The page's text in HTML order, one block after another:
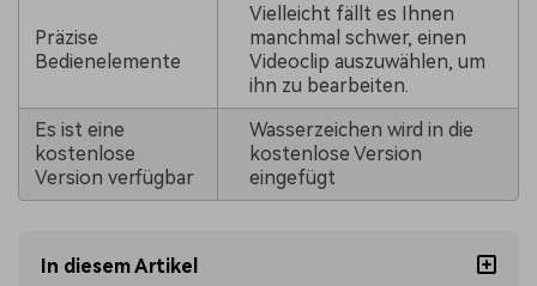
Präzise
Bedienelemente
Vielleicht fällt es Ihnen
manchmal schwer, einen
Videoclip auszuwählen, um
ihn zu bearbeiten.
Es ist eine
kostenlose
Version verfügbar
Wasserzeichen wird in die
kostenlose Version
eingefügt
In diesem Artikel